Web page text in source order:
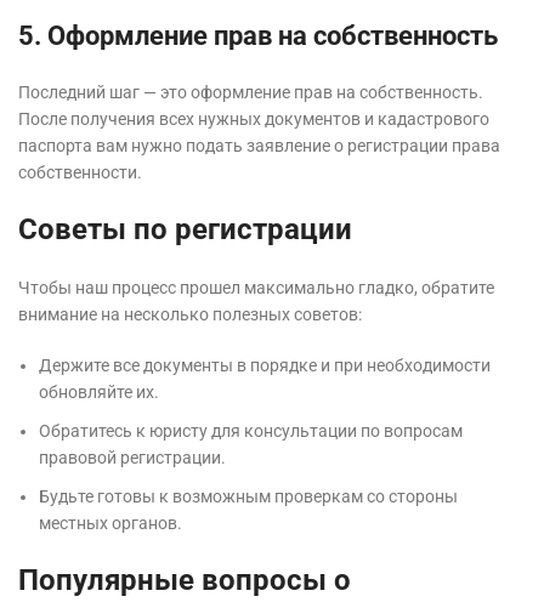
5. Оформление прав на собственность
Последний шаг — это оформление прав на собственность.
После получения всех нужных документов и кадастрового
паспорта вам нужно подать заявление о регистрации права
собственности.
Советы по регистрации
Чтобы наш процесс прошел максимально гладко, обратите
внимание на несколько полезных советов:
Держите все документы в порядке и при необходимости
обновляйте их.
Обратитесь к юристу для консультации по вопросам
правовой регистрации.
Будьте готовы к возможным проверкам со стороны
местных органов.
Популярные вопросы о